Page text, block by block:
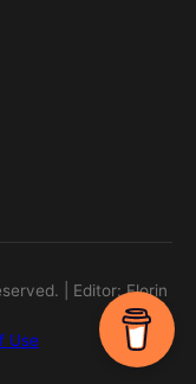
| Editor: Florin
Use